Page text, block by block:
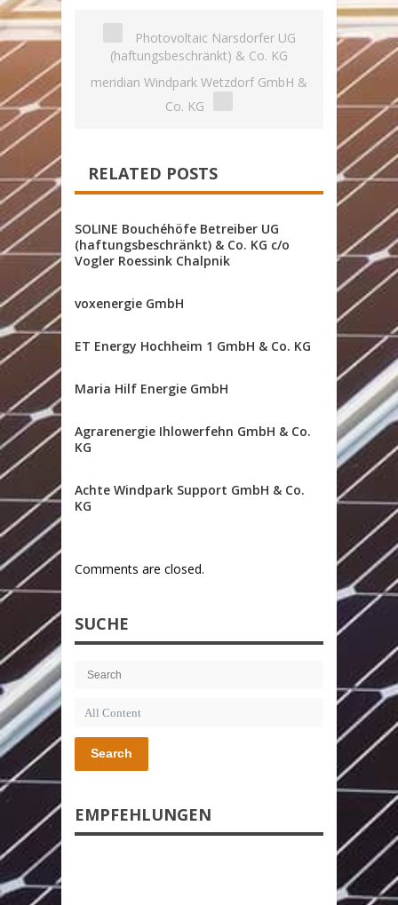
Photovoltaic Narsdorfer UG
(haftungsbeschränkt) & Co. KG
meridian Windpark Wetzdorf GmbH &
Co. KG
RELATED POSTS
SOLINE Bouchéhöfe Betreiber UG
(haftungsbeschränkt) & Co. KG c/o
Vogler Roessink Chalpnik
voxenergie GmbH
ET Energy Hochheim 1 GmbH & Co. KG
Maria Hilf Energie GmbH
Agrarenergie Ihlowerfehn GmbH & Co.
KG
Achte Windpark Support GmbH & Co.
KG
Comments are closed.
SUCHE
Search
EMPFEHLUNGEN